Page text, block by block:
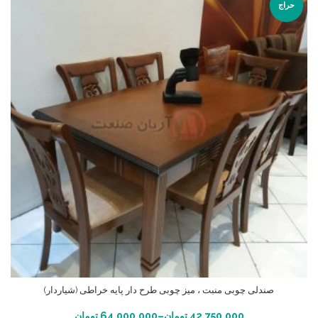
حراج
صندلی چوبی منبت ، میز چوبی طرح دار پایه خراطی (شیاردار)
انتخاب گزینه ها